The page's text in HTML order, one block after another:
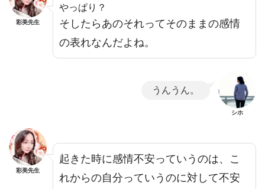
彩美先生
やっぱり？
そしたらあのそれってそのままの感情
の表れなんだよね。
うんうん。
シホ
彩美先生
起きた時に感情不安っていうのは、こ
れからの自分っていうのに対して不安